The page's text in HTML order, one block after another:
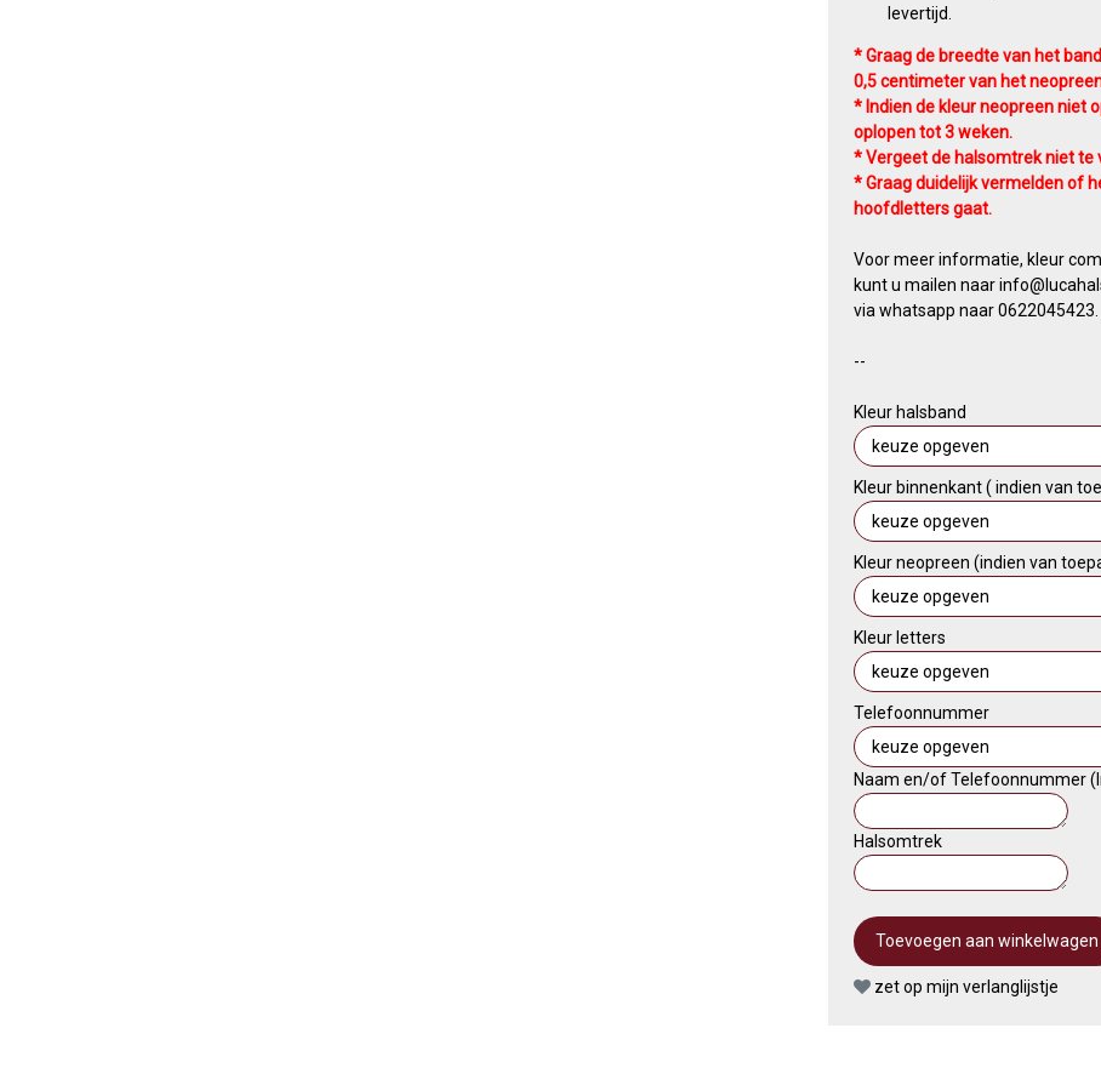
levertijd.
* Graag de breedte van het
0,5 centimeter van het
* Indien de kleur neopreen niet
oplopen tot 3 weken.
* Vergeet de halsomtrek niet te
* Graag duidelijk vermelden of
hoofdletters gaat.
Voor meer informatie, kleur
kunt u mailen naar
via whatsapp naar 0622045423.
​--
Kleur halsband
Kleur binnenkant ( indien van
Kleur neopreen (indien van
Kleur letters
Telefoonnummer
Naam en/of Telefoonnummer
Halsomtrek
zet op mijn verlanglijstje